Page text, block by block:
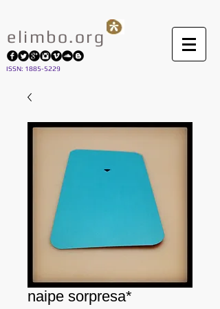
elimbo.org
ISSN: 1885-5229
naipe sorpresa*